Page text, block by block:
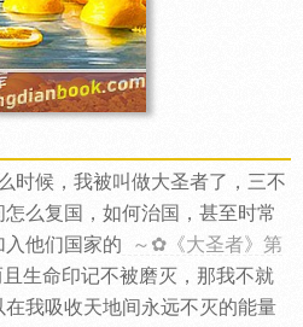
时候，我被叫做大圣者了，三不
么复国，如何治国，甚至时常
他们国家的
～✿《大圣者》第
生命印记不被磨灭，那我不就
我吸收天地间永远不灭的能量